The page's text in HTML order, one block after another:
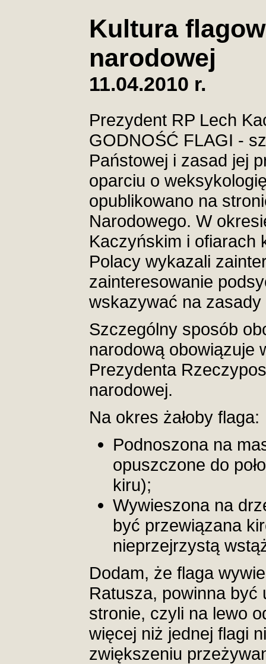
Kultura
narodowej
11.04.2010 r.
Prezydent RP Lech
GODNOŚĆ FLAGI -
Państowej i zasad jej
oparciu o
opublikowano na
Narodowego. W
Kaczyńskim i ofiarach
Polacy wykazali
zainteresowanie
wskazywać na
Szczególny sposób
narodową obowiązuje
Prezydenta
narodowej.
Na okres żałoby flaga:
Podnoszona na
opuszczone do
kiru);
Wywieszona na
być przewiązana
nieprzejrzystą
Dodam, że flaga
Ratusza, powinna być
stronie, czyli na lewo
więcej niż jednej flagi
zwiększeniu